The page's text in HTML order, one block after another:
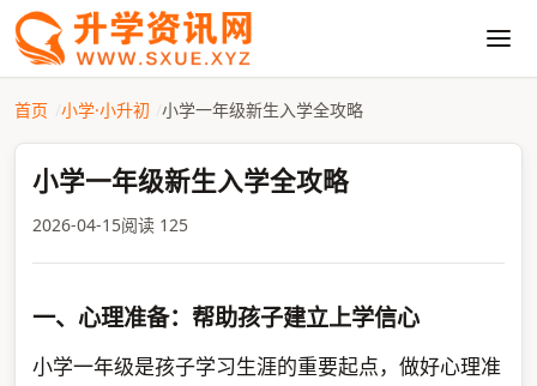
首页 小学·小升初 小学一年级新生入学全攻略
小学一年级新生入学全攻略
2026-04-15阅读 125
一、心理准备：帮助孩子建立上学信心
小学一年级是孩子学习生涯的重要起点，做好心理准